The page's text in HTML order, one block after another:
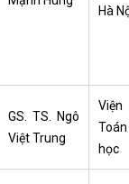
Hà
GS. TS. Ngô
Việt Trung
Viện
Toán
học